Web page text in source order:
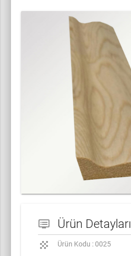
dvr Ürün Detayları
grain Ürün Kodu : 0025